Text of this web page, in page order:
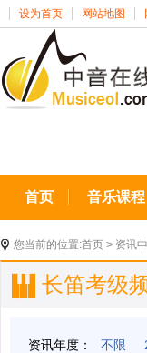
设为首页 网站地图
首页 音乐课程
您当前的位置:首页 > 资讯
长笛考级
资讯年度： 不限